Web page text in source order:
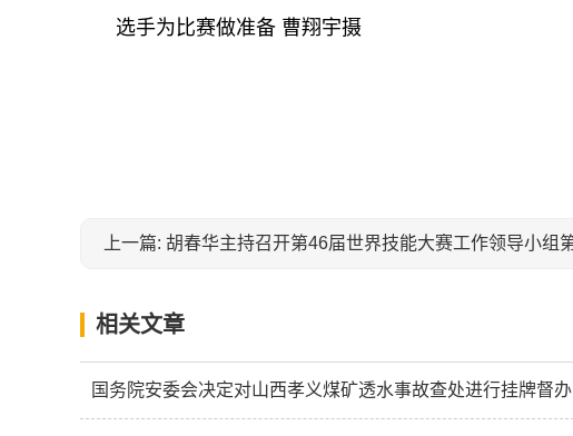
选手为比赛做准备 曹翔宇摄
相关文章
国务院安委会决定对山西孝义煤矿透水事故查处进行挂牌督办